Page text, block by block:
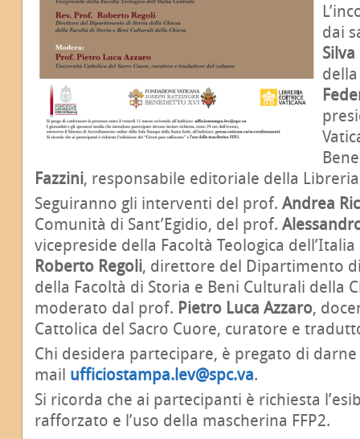
dai
Fazzini, responsabile editoriale della
Seguiranno gli interventi del prof. Andrea
Comunità di Sant’Egidio, del prof.
vicepreside della Facoltà Teologica
Roberto Regoli, direttore del Dipartimento
della Facoltà di Storia e Beni Culturali della
moderato dal prof. Pietro Luca Azzaro,
Cattolica del Sacro Cuore, curatore e
Chi desidera partecipare, è pregato di
mail ufficiostampa.lev@spc.va.
Si ricorda che ai partecipanti è richiesta
rafforzato e l’uso della mascherina FFP2.